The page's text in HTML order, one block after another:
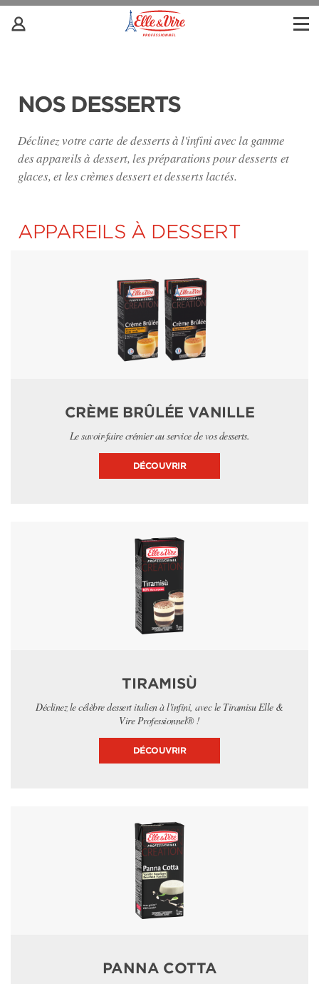
NOS DESSERTS
Déclinez votre carte de desserts à l'infini avec la gamme
des appareils à dessert, les préparations pour desserts et
glaces, et les crèmes dessert et desserts lactés.
APPAREILS À DESSERT
CRÈME BRÛLÉE VANILLE
Le savoir-faire crémier au service de vos desserts.
DÉCOUVRIR
TIRAMISÙ
Déclinez le célèbre dessert italien à l'infini, avec le Tiramisu Elle &
Vire Professionnel® !
DÉCOUVRIR
PANNA COTTA